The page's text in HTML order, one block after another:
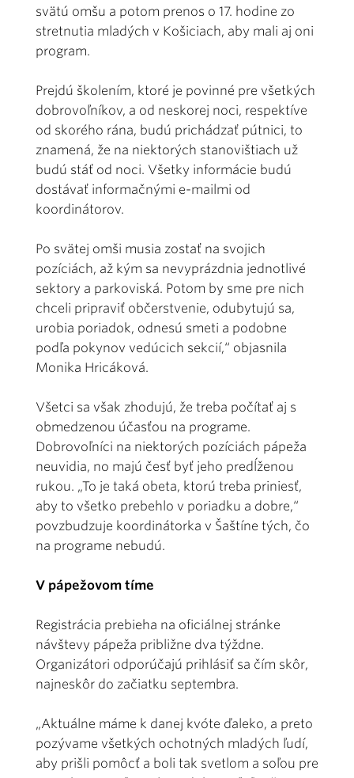
svätú omšu a potom prenos o 17. hodine zo
stretnutia mladých v Košiciach, aby mali aj oni
program.
Prejdú školením, ktoré je povinné pre všetkých
dobrovoľníkov, a od neskorej noci, respektíve
od skorého rána, budú prichádzať pútnici, to
znamená, že na niektorých stanovištiach už
budú stáť od noci. Všetky informácie budú
dostávať informačnými e-mailmi od
koordinátorov.
Po svätej omši musia zostať na svojich
pozíciách, až kým sa nevyprázdnia jednotlivé
sektory a parkoviská. Potom by sme pre nich
chceli pripraviť občerstvenie, odubytujú sa,
urobia poriadok, odnesú smeti a podobne
podľa pokynov vedúcich sekcií,“ objasnila
Monika Hricáková.
Všetci sa však zhodujú, že treba počítať aj s
obmedzenou účasťou na programe.
Dobrovoľníci na niektorých pozíciách pápeža
neuvidia, no majú česť byť jeho predĺženou
rukou. „To je taká obeta, ktorú treba priniesť,
aby to všetko prebehlo v poriadku a dobre,“
povzbudzuje koordinátorka v Šaštíne tých, čo
na programe nebudú.
V pápežovom tíme
Registrácia prebieha na oficiálnej stránke
návštevy pápeža približne dva týždne.
Organizátori odporúčajú prihlásiť sa čím skôr,
najneskôr do začiatku septembra.
„Aktuálne máme k danej kvóte ďaleko, a preto
pozývame všetkých ochotných mladých ľudí,
aby prišli pomôcť a boli tak svetlom a soľou pre